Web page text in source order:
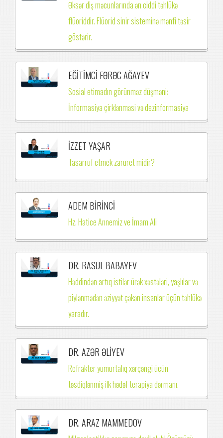
Əksər diş məcunlarında ən ciddi təhlükə
flüoriddir. Flüorid sinir sisteminə mənfi təsir
göstərir.
EĞİTİMCİ FƏRƏC AĞAYEV
Sosial etimadın görünməz düşməni:
İnformasiya çirklənməsi və dezinformasiya
İZZET YAŞAR
Tasarruf etmek zaruret midir?
ADEM BİRİNCİ
Hz. Hatice Annemiz ve İmam Ali
DR. RASUL BABAYEV
Həddindən artıq istilər ürək xəstələri, yaşlılar və
piylənmədən əziyyət çəkən insanlar üçün təhlükə
yaradır.
DR. AZƏR ƏLİYEV
Refrakter yumurtalıq xərçəngi üçün
təsdiqlənmiş ilk hədəf terapiya dərmanı.
DR. ARAZ MAMMEDOV